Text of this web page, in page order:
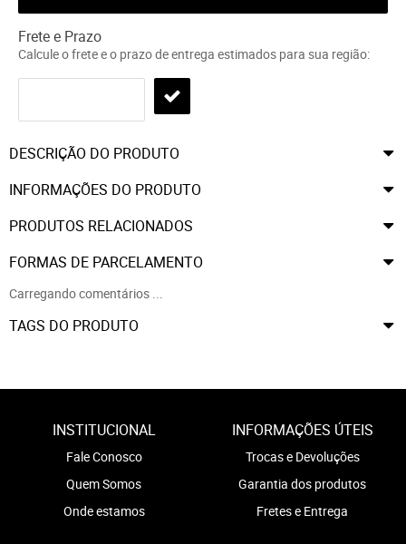
Frete e Prazo
Calcule o frete e o prazo de entrega estimados para sua região:
DESCRIÇÃO DO PRODUTO
INFORMAÇÕES DO PRODUTO
PRODUTOS RELACIONADOS
FORMAS DE PARCELAMENTO
Carregando comentários ...
TAGS DO PRODUTO
INSTITUCIONAL
Fale Conosco
Quem Somos
Onde estamos
INFORMAÇÕES ÚTEIS
Trocas e Devoluções
Garantia dos produtos
Fretes e Entrega